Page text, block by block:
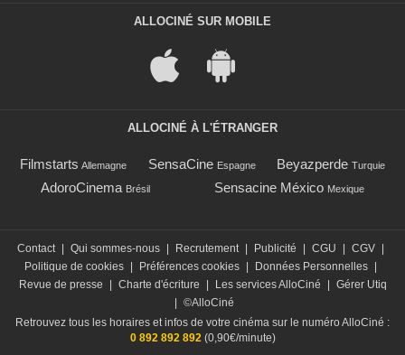
ALLOCINÉ SUR MOBILE
ALLOCINÉ À L'ÉTRANGER
Filmstarts Allemagne SensaCine Espagne Beyazperde Turquie
AdoroCinema Brésil Sensacine México Mexique
Contact Qui sommes-nous Recrutement Publicité CGU CGV
Politique de cookies
Préférences cookies Données Personnelles
Revue de presse
Charte d'écriture Les services AlloCiné
Gérer Utiq
©AlloCiné
Retrouvez tous les horaires et infos de votre cinéma sur le numéro AlloCiné :
0 892 892 892(0,90€/minute)